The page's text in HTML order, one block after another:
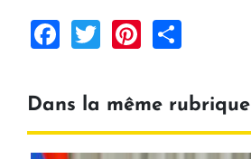
Facebook
TwitterPinterest
Dans la même rubrique